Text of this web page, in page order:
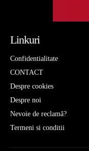
Linkuri
Confidentialitate
CONTACT
Despre cookies
Despre noi
Nevoie de reclamă?
Termeni si conditii